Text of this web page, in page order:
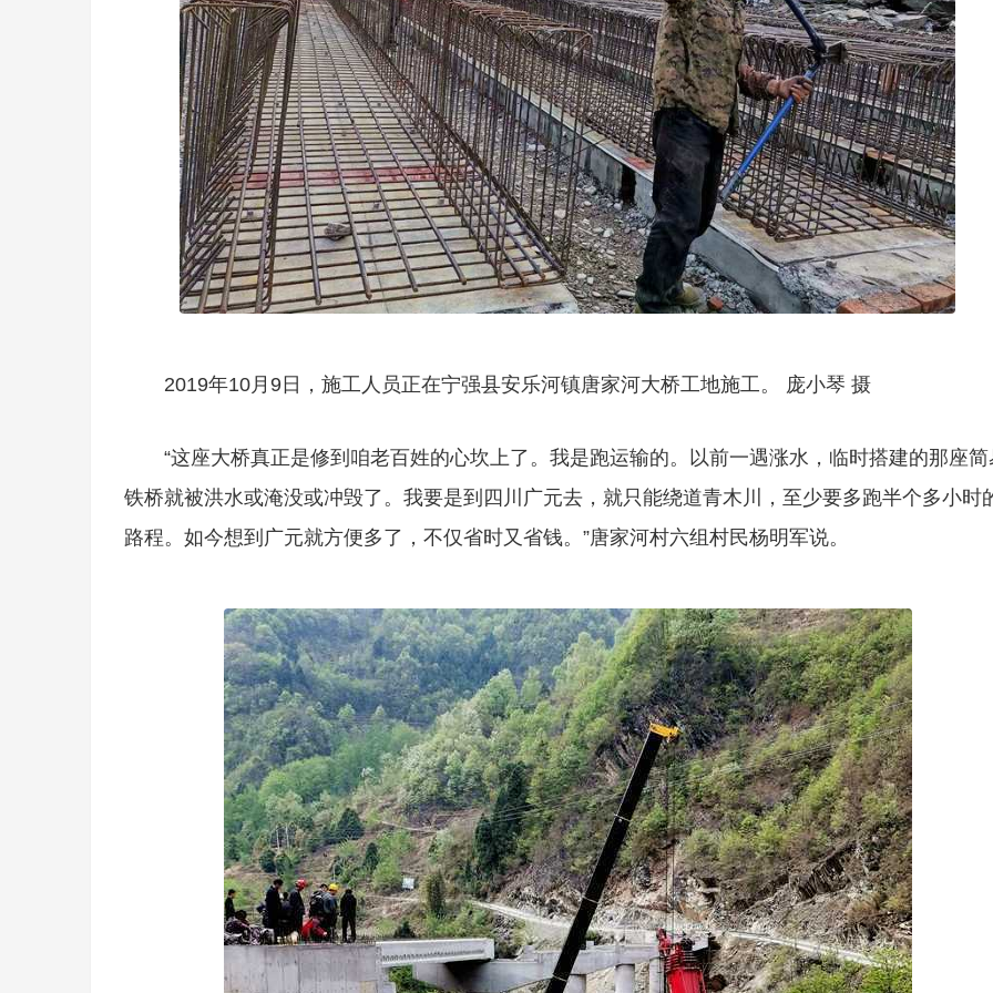
2019年10月9日，施工人员正在宁强县安乐河镇唐家河大桥工地施工。 庞小琴 摄
“这座大桥真正是修到咱老百姓的心坎上了。我是跑运输的。以前一遇涨水，临时搭建的那座简
铁桥就被洪水或淹没或冲毁了。我要是到四川广元去，就只能绕道青木川，至少要多跑半个多小时
路程。如今想到广元就方便多了，不仅省时又省钱。”唐家河村六组村民杨明军说。